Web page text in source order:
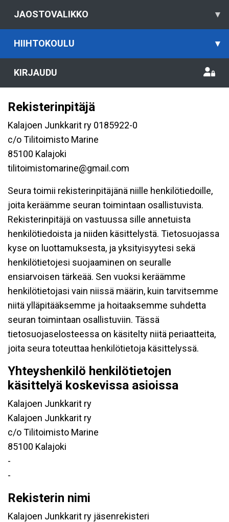
JAOSTOVALIKKO ▾
HIIHTOKOULU ▾
KIRJAUDU
Rekisterinpitäjä
Kalajoen Junkkarit ry 0185922-0
c/o Tilitoimisto Marine
85100 Kalajoki
tilitoimistomarine@gmail.com
Seura toimii rekisterinpitäjänä niille henkilötiedoille,
joita keräämme seuran toimintaan osallistuvista.
Rekisterinpitäjä on vastuussa sille annetuista
henkilötiedoista ja niiden käsittelystä. Tietosuojassa
kyse on luottamuksesta, ja yksityisyytesi sekä
henkilötietojesi suojaaminen on seuralle
ensiarvoisen tärkeää. Sen vuoksi keräämme
henkilötietojasi vain niissä määrin, kuin tarvitsemme
niitä ylläpitääksemme ja hoitaaksemme suhdetta
seuran toimintaan osallistuviin. Tässä
tietosuojaselosteessa on käsitelty niitä periaatteita,
joita seura toteuttaa henkilötietoja käsittelyssä.
Yhteyshenkilö henkilötietojen
käsittelyä koskevissa asioissa
Kalajoen Junkkarit ry
Kalajoen Junkkarit ry
c/o Tilitoimisto Marine
85100 Kalajoki
-
-
Rekisterin nimi
Kalajoen Junkkarit ry jäsenrekisteri